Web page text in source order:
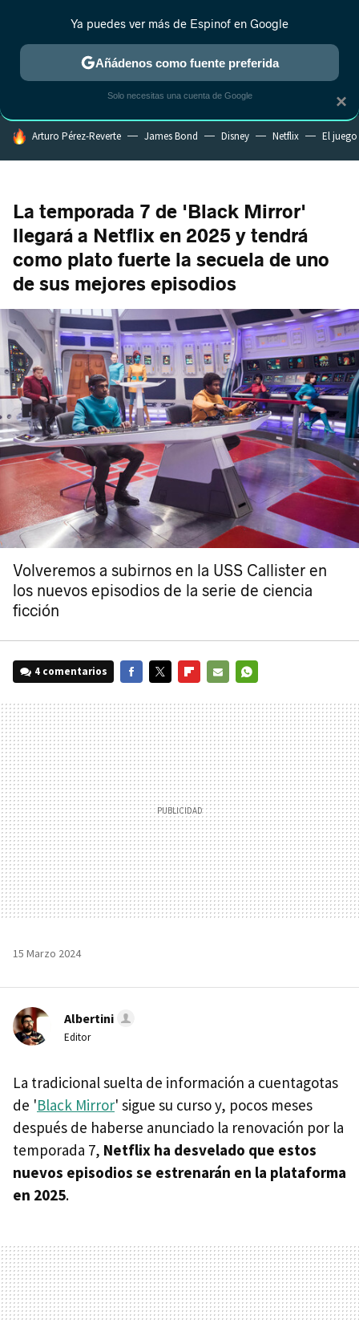
ESTRENOS REALITY ANIME RANKINGS CINE
HOY SE HABLA DE
Arturo Pérez-Reverte James Bond Disney Netflix El
La temporada 7 de 'Black Mirror'
llegará a Netflix en 2025 y tendrá
como plato fuerte la secuela de uno
de sus mejores episodios
Volveremos a subirnos en la USS Callister en
los nuevos episodios de la serie de ciencia
ficción
4 comentarios
MAIL
15 Marzo 2024
Albertini
Editor
La tradicional suelta de información a cuentagotas
de 'Black Mirror' sigue su curso y, pocos meses
después de haberse anunciado la renovación por la
temporada 7, Netflix ha desvelado que estos
nuevos episodios se estrenarán en la plataforma
en 2025.
×
Ya puedes ver más de Espinof en Google
Añádenos como fuente preferida
Solo necesitas una cuenta de Google